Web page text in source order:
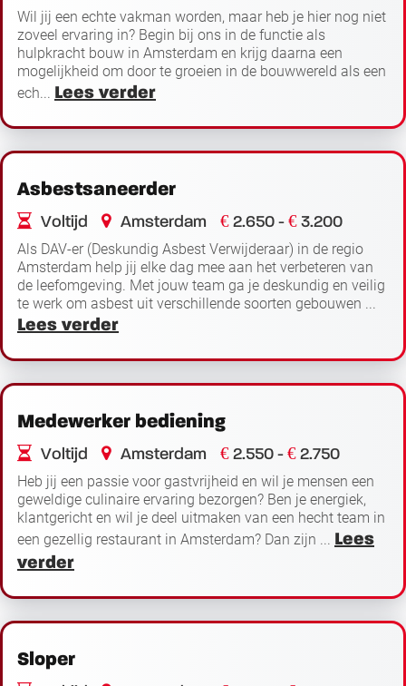
Wil jij een echte vakman worden, maar heb je hier nog niet
zoveel ervaring in? Begin bij ons in de functie als
hulpkracht bouw in Amsterdam en krijg daarna een
mogelijkheid om door te groeien in de bouwwereld als een
ech... Lees verder
Asbestsaneerder
Voltijd Amsterdam € 2.650 - € 3.200
Als DAV-er (Deskundig Asbest Verwijderaar) in de regio
Amsterdam help jij elke dag mee aan het verbeteren van
de leefomgeving. Met jouw team ga je deskundig en veilig
te werk om asbest uit verschillende soorten gebouwen ...
Lees verder
Medewerker bediening
Voltijd Amsterdam € 2.550 - € 2.750
Heb jij een passie voor gastvrijheid en wil je mensen een
geweldige culinaire ervaring bezorgen? Ben je energiek,
klantgericht en wil je deel uitmaken van een hecht team in
een gezellig restaurant in Amsterdam? Dan zijn ... Lees
verder
Sloper